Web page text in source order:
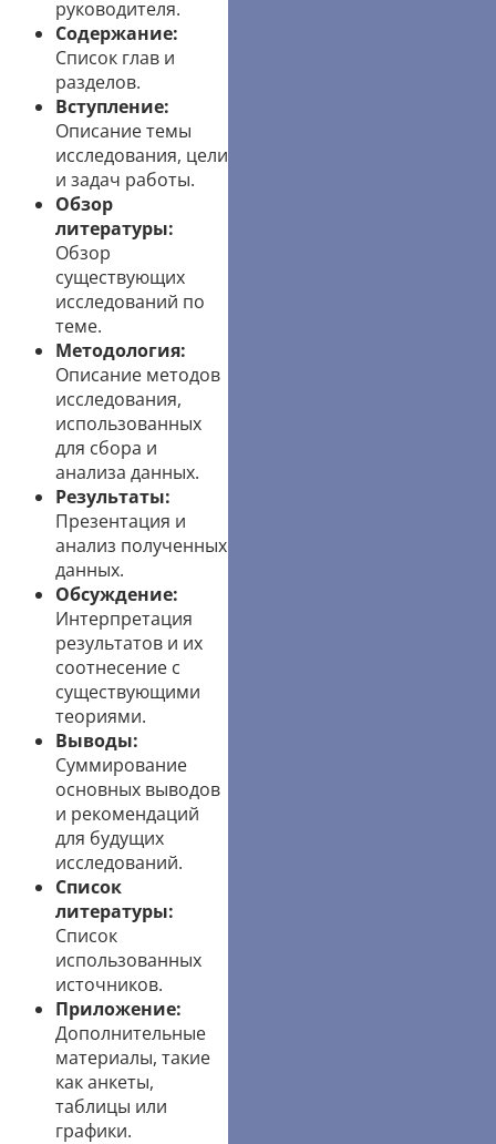
руководителя.
Содержание:
Список глав и
разделов.
Вступление:
Описание темы
исследования, цели
и задач работы.
Обзор
литературы:
Обзор
существующих
исследований по
теме.
Методология:
Описание методов
исследования,
использованных
для сбора и
анализа данных.
Результаты:
Презентация и
анализ полученных
данных.
Обсуждение:
Интерпретация
результатов и их
соотнесение с
существующими
теориями.
Выводы:
Суммирование
основных выводов
и рекомендаций
для будущих
исследований.
Список
литературы:
Список
использованных
источников.
Приложение:
Дополнительные
материалы, такие
как анкеты,
таблицы или
графики.